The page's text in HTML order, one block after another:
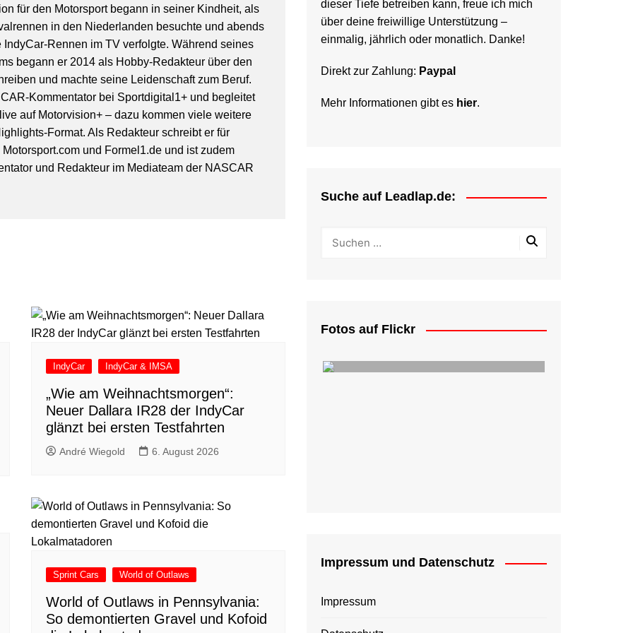
WoO Late Model Series
für den Motorsport begann in seiner Kindheit, als
in den Niederlanden besuchte und abends
Rennen im TV verfolgte. Während seines
begann er 2014 als Hobby-Redakteur über den
und machte seine Leidenschaft zum Beruf.
Kommentator bei Sportdigital1+ und begleitet
auf Motorvision+ – dazu kommen viele weitere
Format. Als Redakteur schreibt er für
Motorsport.com und Formel1.de und ist zudem
und Redakteur im Mediateam der NASCAR
IndyCar IndyCar & IMSA
„Wie am Weihnachtsmorgen“:
Neuer Dallara IR28 der IndyCar
glänzt bei ersten Testfahrten
André Wiegold 6. August 2026
Sprint Cars World of Outlaws
World of Outlaws in Pennsylvania:
So demontierten Gravel und Kofoid
dieser Tiefe betreiben kann, freue ich mich
über deine freiwillige Unterstützung –
einmalig, jährlich oder monatlich. Danke!
Direkt zur Zahlung: Paypal
Mehr Informationen gibt es hier.
Suche auf Leadlap.de:
Fotos auf Flickr
Impressum und Datenschutz
Impressum